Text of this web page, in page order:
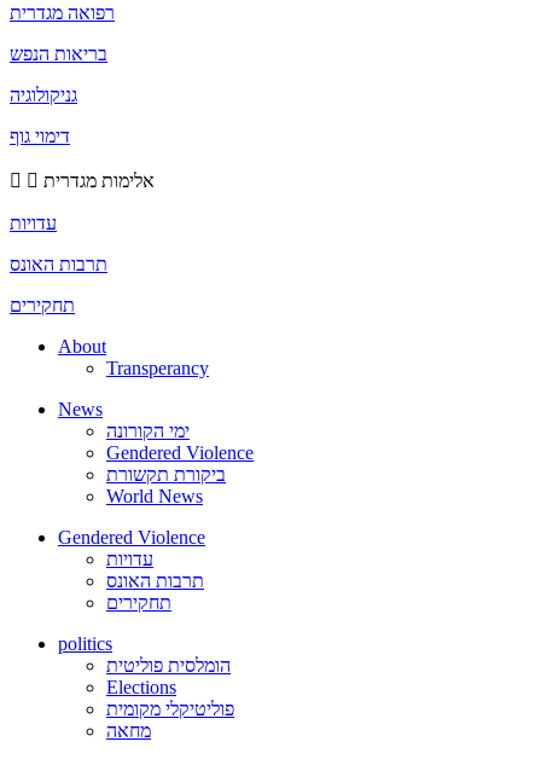
רפואה מגדרית
בריאות הנפש
גניקולוגיה
דימוי גוף
אלימות מגדרית
עדויות
תרבות האונס
תחקירים
About
Transperancy
News
ימי הקורונה
Gendered Violence
ביקורת תקשורת
World News
Gendered Violence
עדויות
תרבות האונס
תחקירים
politics
הומלסית פוליטית
Elections
פוליטיקלי מקומית
מחאה